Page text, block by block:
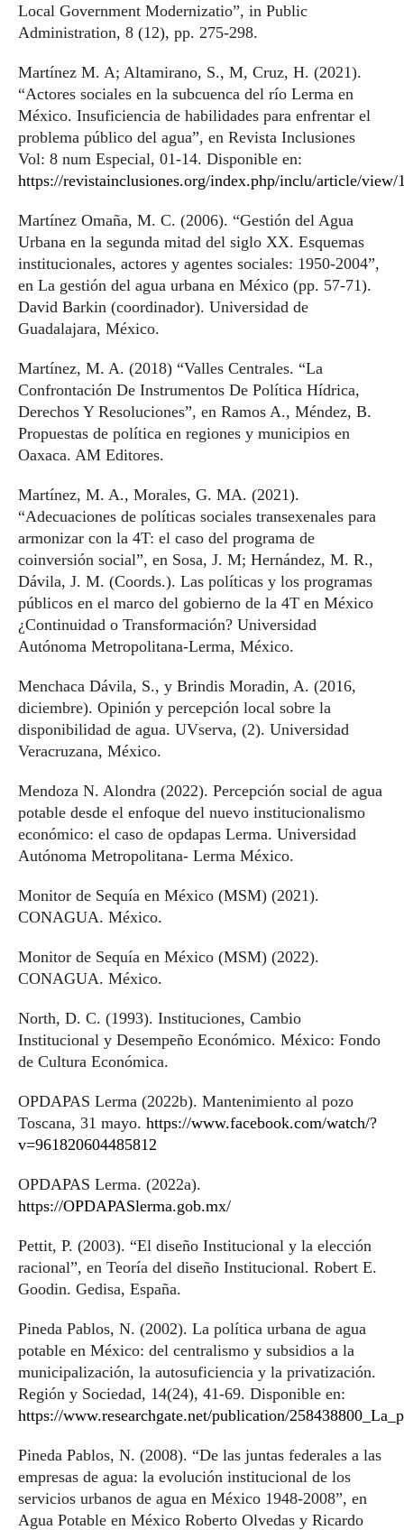
Local Government Modernizatio”, in Public
Administration, 8 (12), pp. 275-298.
Martínez M. A; Altamirano, S., M, Cruz, H. (2021).
“Actores sociales en la subcuenca del río Lerma en
México. Insuficiencia de habilidades para enfrentar el
problema público del agua”, en Revista Inclusiones
Vol: 8 num Especial, 01-14. Disponible en:
https://revistainclusiones.org/index.php/inclu/article/view/
Martínez Omaña, M. C. (2006). “Gestión del Agua
Urbana en la segunda mitad del siglo XX. Esquemas
institucionales, actores y agentes sociales: 1950-2004”,
en La gestión del agua urbana en México (pp. 57-71).
David Barkin (coordinador). Universidad de
Guadalajara, México.
Martínez, M. A. (2018) “Valles Centrales. “La
Confrontación De Instrumentos De Política Hídrica,
Derechos Y Resoluciones”, en Ramos A., Méndez, B.
Propuestas de política en regiones y municipios en
Oaxaca. AM Editores.
Martínez, M. A., Morales, G. MA. (2021).
“Adecuaciones de políticas sociales transexenales para
armonizar con la 4T: el caso del programa de
coinversión social”, en Sosa, J. M; Hernández, M. R.,
Dávila, J. M. (Coords.). Las políticas y los programas
públicos en el marco del gobierno de la 4T en México
¿Continuidad o Transformación? Universidad
Autónoma Metropolitana-Lerma, México.
Menchaca Dávila, S., y Brindis Moradin, A. (2016,
diciembre). Opinión y percepción local sobre la
disponibilidad de agua. UVserva, (2). Universidad
Veracruzana, México.
Mendoza N. Alondra (2022). Percepción social de agua
potable desde el enfoque del nuevo institucionalismo
económico: el caso de opdapas Lerma. Universidad
Autónoma Metropolitana- Lerma México.
Monitor de Sequía en México (MSM) (2021).
CONAGUA. México.
Monitor de Sequía en México (MSM) (2022).
CONAGUA. México.
North, D. C. (1993). Instituciones, Cambio
Institucional y Desempeño Económico. México: Fondo
de Cultura Económica.
OPDAPAS Lerma (2022b). Mantenimiento al pozo
Toscana, 31 mayo. https://www.facebook.com/watch/?
v=961820604485812
OPDAPAS Lerma. (2022a).
https://OPDAPASlerma.gob.mx/
Pettit, P. (2003). “El diseño Institucional y la elección
racional”, en Teoría del diseño Institucional. Robert E.
Goodin. Gedisa, España.
Pineda Pablos, N. (2002). La política urbana de agua
potable en México: del centralismo y subsidios a la
municipalización, la autosuficiencia y la privatización.
Región y Sociedad, 14(24), 41-69. Disponible en:
https://www.researchgate.net/publication/
Pineda Pablos, N. (2008). “De las juntas federales a las
empresas de agua: la evolución institucional de los
servicios urbanos de agua en México 1948-2008”, en
Agua Potable en México Roberto Olvedas y Ricardo